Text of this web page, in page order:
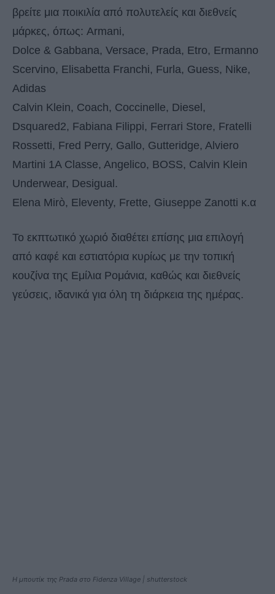
βρείτε μια ποικιλία από πολυτελείς και διεθνείς
μάρκες, όπως: Armani,
Dolce & Gabbana, Versace, Prada, Etro, Ermanno
Scervino, Elisabetta Franchi, Furla, Guess, Nike,
Adidas
Calvin Klein, Coach, Coccinelle, Diesel,
Dsquared2, Fabiana Filippi, Ferrari Store, Fratelli
Rossetti, Fred Perry, Gallo, Gutteridge, Alviero
Martini 1A Classe, Angelico, BOSS, Calvin Klein
Underwear, Desigual.
Elena Mirò, Eleventy, Frette, Giuseppe Zanotti κ.α
Το εκπτωτικό χωριό διαθέτει επίσης μια επιλογή
από καφέ και εστιατόρια κυρίως με την τοπική
κουζίνα της Εμίλια Ρομάνια, καθώς και διεθνείς
γεύσεις, ιδανικά για όλη τη διάρκεια της ημέρας.
Η μπουτίκ της Prada στο Fidenza Village | shutterstock